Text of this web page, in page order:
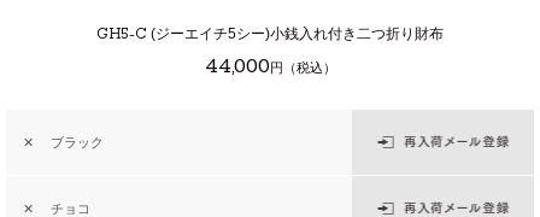
GH5-C (ジーエイチ5シー)小銭入れ付き二つ折り財布
44,000円（税込）
✕ ブラック
✕ チョコ